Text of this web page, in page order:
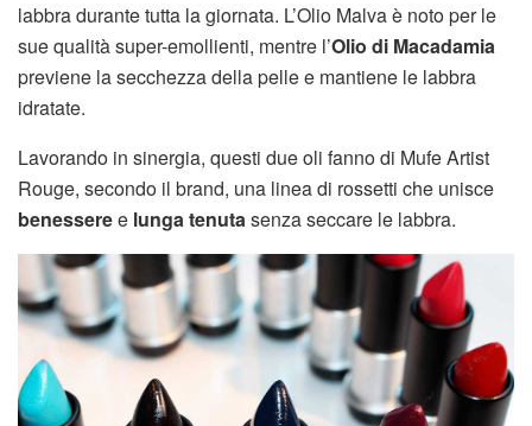
labbra durante tutta la giornata. L’Olio Malva è noto per le
sue qualità super-emollienti, mentre l’Olio di Macadamia
previene la secchezza della pelle e mantiene le labbra
idratate.
Lavorando in sinergia, questi due oli fanno di Mufe Artist
Rouge, secondo il brand, una linea di rossetti che unisce
benesseree lunga tenutasenza seccare le labbra.